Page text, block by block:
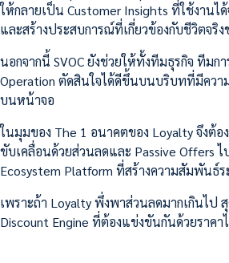
ให้กลายเป็น Customer Insights ที่ใช้งานได้
และสร้างประสบการณ์ที่เกี่ยวข้องกับชีวิตจริ
นอกจากนี้ SVOC ยังช่วยให้ทั้งทีมธุรกิจ ทีมก
Operation ตัดสินใจได้ดีขึ้นบนบริบทที่มีควา
บนหน้าจอ
ในมุมของ The 1 อนาคตของ Loyalty จึงต้อ
ขับเคลื่อนด้วยส่วนลดและ Passive Offers ไ
Ecosystem Platform ที่สร้างความสัมพันธ์ร
เพราะถ้า Loyalty พึ่งพาส่วนลดมากเกินไป
Discount Engine ที่ต้องแข่งขันกันด้วยราคา